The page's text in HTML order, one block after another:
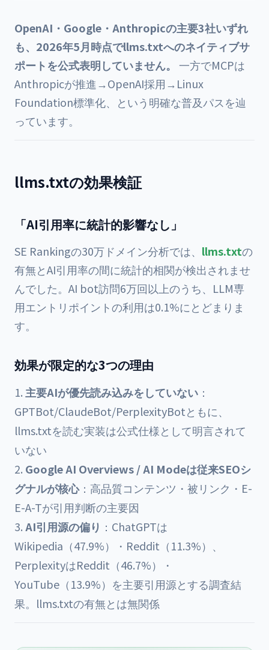
OpenAI・Google・Anthropicの主要3社いずれ
も、2026年5月時点でllms.txtへのネイティブサ
ポートを公式表明していません。
一方でMCPは
Anthropicが推進→OpenAI採用→Linux
Foundation標準化、という明確な普及パスを辿
っています。
llms.txtの効果検証
「AI引用率に統計的影響なし」
SE Rankingの30万ドメイン分析では、 llms.txtの
有無とAI引用率の間に統計的相関が検出されませ
んでした。AI bot訪問6万回以上のうち、LLM専
用エントリポイントの利用は0.1%にとどまりま
す。
効果が限定的な3つの理由
主要AIが優先読み込みをしていない ：
GPTBot/ClaudeBot/PerplexityBotともに、
llms.txtを読む実装は公式仕様として明言されて
いない
Google AI Overviews / AI Modeは従来SEOシ
グナルが核心：高品質コンテンツ・被リンク・E-
E-A-Tが引用判断の主要因
AI引用源の偏り ：ChatGPTは
Wikipedia（47.9%）・Reddit（11.3%）、
PerplexityはReddit（46.7%）・
YouTube（13.9%）を主要引用源とする調査結
果。llms.txtの有無とは無関係